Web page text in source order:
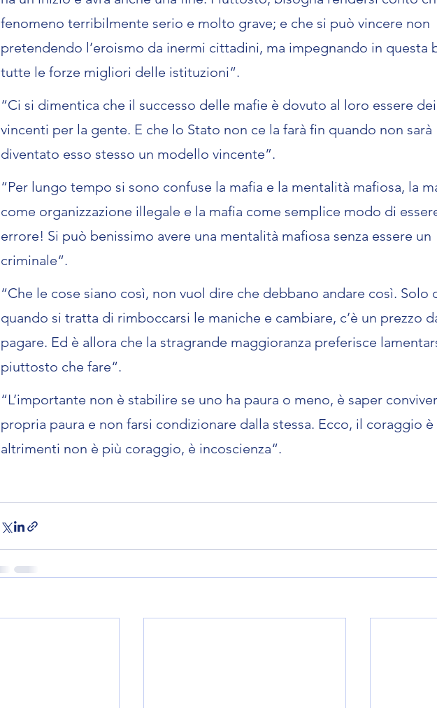
fenomeno terribilmente serio e molto grave; e che si può vincere non
pretendendo l’eroismo da inermi cittadini, ma impegnando in questa
tutte le forze migliori delle istituzioni“.
“Ci si dimentica che il successo delle mafie è dovuto al loro essere
vincenti per la gente. E che lo Stato non ce la farà fin quando non sarà
diventato esso stesso un modello vincente”.
“Per lungo tempo si sono confuse la mafia e la mentalità mafiosa, la
come organizzazione illegale e la mafia come semplice modo di
errore! Si può benissimo avere una mentalità mafiosa senza essere un
criminale“.
“Che le cose siano così, non vuol dire che debbano andare così. Solo
quando si tratta di rimboccarsi le maniche e cambiare, c’è un prezzo
pagare. Ed è allora che la stragrande maggioranza preferisce
piuttosto che fare“.
“L’importante non è stabilire se uno ha paura o meno, è saper
propria paura e non farsi condizionare dalla stessa. Ecco, il coraggio
altrimenti non è più coraggio, è incoscienza“.